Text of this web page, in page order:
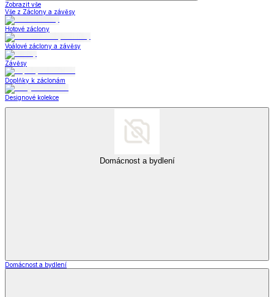
Zobrazit vše
Vše z Záclony a závěsy
Hotové záclony
Voálové záclony a závěsy
Závěsy
Doplňky k záclonám
Designové kolekce
Domácnost a bydlení
Domácnost a bydlení